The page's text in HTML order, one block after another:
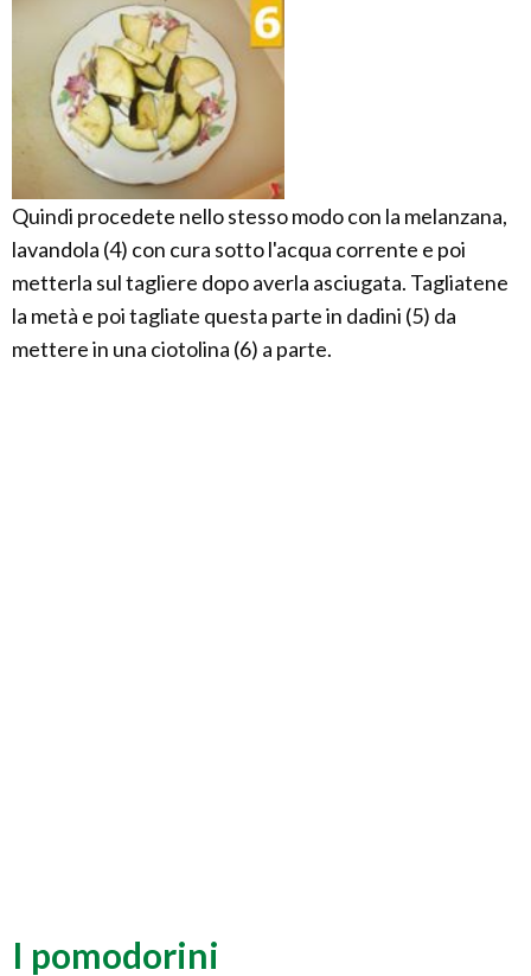
Quindi procedete nello stesso modo con la melanzana,
lavandola (4) con cura sotto l'acqua corrente e poi
metterla sul tagliere dopo averla asciugata. Tagliatene
la metà e poi tagliate questa parte in dadini (5) da
mettere in una ciotolina (6) a parte.
I pomodorini